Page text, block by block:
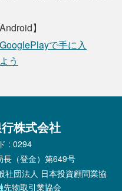
Android】
株式会社
: 0294
（登金）第649号
団法人 日本投資顧問業協
先物取引業協会